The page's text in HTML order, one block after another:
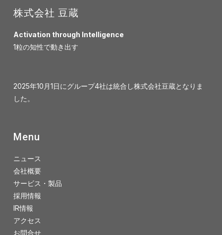
株式会社 豆蔵
Activation through Intelligence
1粒の知性で動き出す
2025年10月1日にグループ4社は統合し株式会社豆蔵となりま
した。
Menu
ニュース
会社概要
サービス・製品
採用情報
IR情報
アクセス
お問合せ